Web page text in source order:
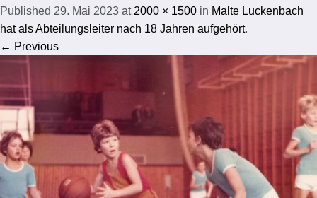
Published 29. Mai 2023 at 2000 × 1500 in Malte Luckenbach
hat als Abteilungsleiter nach 18 Jahren aufgehört.
← Previous